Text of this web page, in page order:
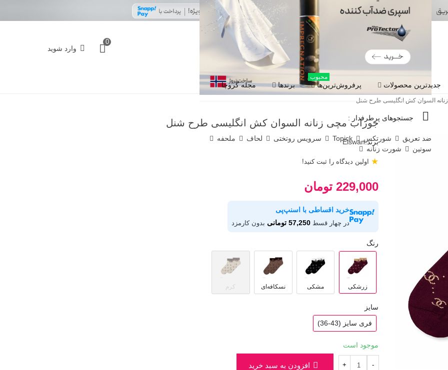
جستجوهای پرطرفدار :
ضد تعریق شورتکس Topick سرویس روتختی لحاف
ملحفه
سوتین
شورت زنانه
0
وارد شوید
جدیدترین محصولات پرفروش‌ترین‌ها
محبوب
برندها مجله گروچا
السوان کش انگلیسی طرح شنل
جوراب مچی زنانه السوان کش انگلیسی طرح شنل
برند:Elswan
اولین دیدگاه را ثبت کنید! ★
229,000 تومان
خرید اقساطی با اسنپ‌پی
در چهار قسط 57,250 تومانی بدون کارمزد
رنگ
زرشکی کرم مشکی نسکافه‌ای
سایز
فری سایز (43-36)
موجود است
-
+ افزودن به سبد خرید